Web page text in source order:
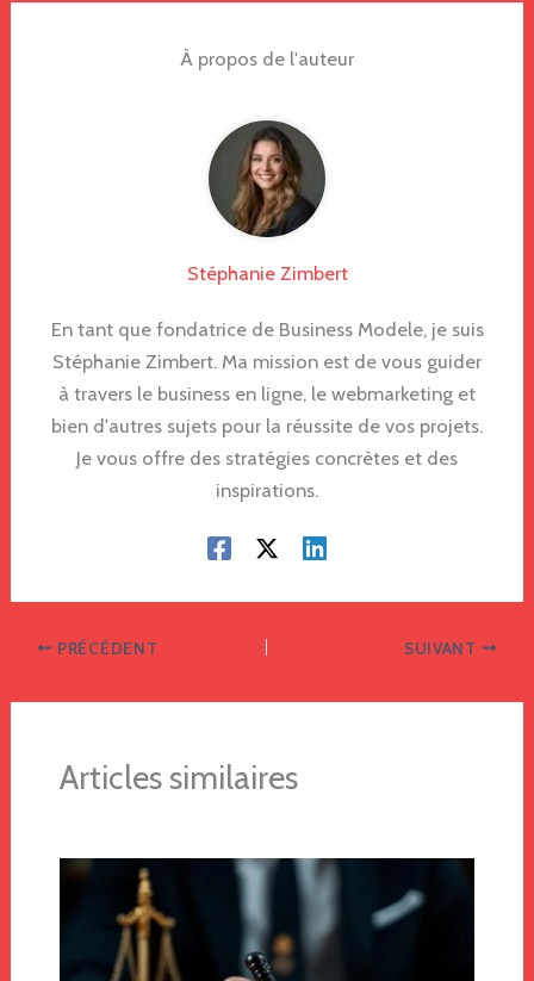
À propos de l'auteur
Stéphanie Zimbert
En tant que fondatrice de Business Modele, je suis
Stéphanie Zimbert. Ma mission est de vous guider
à travers le business en ligne, le webmarketing et
bien d'autres sujets pour la réussite de vos projets.
Je vous offre des stratégies concrètes et des
inspirations.
PRÉCÉDENT SUIVANT
Articles similaires